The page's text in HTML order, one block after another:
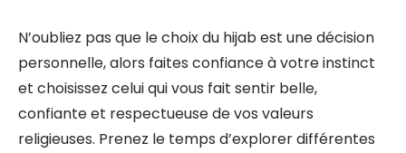
N’oubliez pas que le choix du hijab est une décision
personnelle, alors faites confiance à votre instinct
et choisissez celui qui vous fait sentir belle,
confiante et respectueuse de vos valeurs
religieuses. Prenez le temps d’explorer différentes